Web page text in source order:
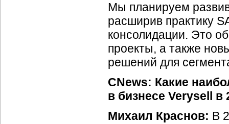
Мы планируем
расширив практику
консолидации. Это
проекты, а также
решений для
CNews: Какие
в бизнесе Verysell в
Михаил Краснов: В